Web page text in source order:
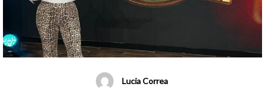
Lucia Correa